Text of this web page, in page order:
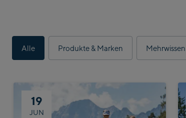
Alle Produkte & Marken Mehrwissen
19
JUN